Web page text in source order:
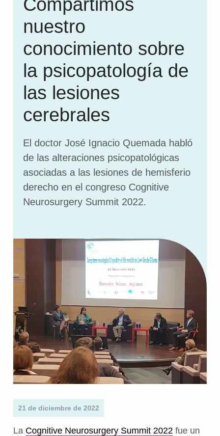
Compartimos
nuestro
conocimiento sobre
la psicopatología de
las lesiones
cerebrales
El doctor José Ignacio Quemada habló
de las alteraciones psicopatológicas
asociadas a las lesiones de hemisferio
derecho en el congreso Cognitive
Neurosurgery Summit 2022.
21 de diciembre de 2022
La Cognitive Neurosurgery Summit 2022 fue un